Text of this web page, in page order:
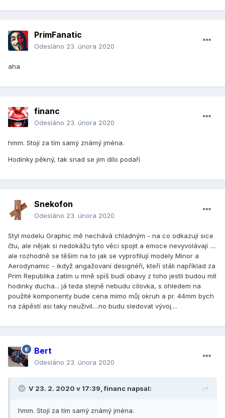
PrimFanatic
Odesláno 23. února 2020
aha
financ
Odesláno 23. února 2020
hmm. Stojí za tím samý známý jména.
Hodinky pěkný, tak snad se jim dílo podaří
Snekofon
Odesláno 23. února 2020
Styl modelu Graphic mě nechává chladným - na co odkazují sice
čtu, ale nějak si nedokážu tyto věci spojit a emoce nevyvolávají ....
ale rozhodně se těším na to jak se vyprofilují modely Minor a
Aerodynamic - ikdyž angažovaní designéři, kteří stáli například za
Prim Republika zatím u mně spíš budí obavy z toho jestli budou mít
hodinky ducha... já teda stejně nebudu cílovka, s ohledem na
použité komponenty bude cena mimo můj okruh a pr. 44mm bych
na zápěstí asi taky neuživil....no budu sledovat vývoj....
Bert
Odesláno 23. února 2020
V 23. 2. 2020 v 17:39, financ napsal:
hmm. Stojí za tím samý známý jména.